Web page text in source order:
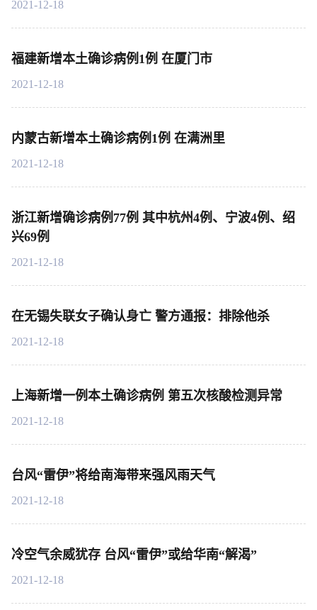
2021-12-18
福建新增本土确诊病例1例 在厦门市
2021-12-18
内蒙古新增本土确诊病例1例 在满洲里
2021-12-18
浙江新增确诊病例77例 其中杭州4例、宁波4例、绍
兴69例
2021-12-18
在无锡失联女子确认身亡 警方通报：排除他杀
2021-12-18
上海新增一例本土确诊病例 第五次核酸检测异常
2021-12-18
台风“雷伊”将给南海带来强风雨天气
2021-12-18
冷空气余威犹存 台风“雷伊”或给华南“解渴”
2021-12-18